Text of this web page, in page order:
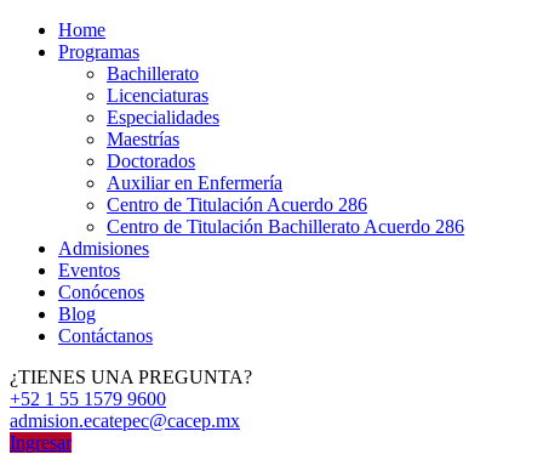
Home
Programas
Bachillerato
Licenciaturas
Especialidades
Maestrías
Doctorados
Auxiliar en Enfermería
Centro de Titulación Acuerdo 286
Centro de Titulación Bachillerato Acuerdo 286
Admisiones
Eventos
Conócenos
Blog
Contáctanos
¿TIENES UNA PREGUNTA?
+52 1 55 1579 9600
admision.ecatepec@cacep.mx
Ingresar